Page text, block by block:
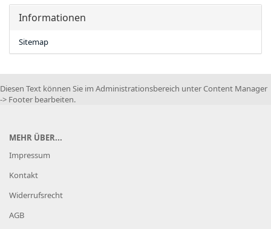
Informationen
Sitemap
Diesen Text können Sie im Administrationsbereich unter Content Manager
-> Footer bearbeiten.
MEHR ÜBER...
Impressum
Kontakt
Widerrufsrecht
AGB